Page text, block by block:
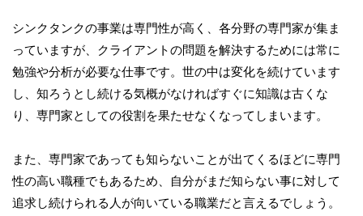
シンクタンクの事業は専門性が高く、各分野の専門家が集ま
っていますが、クライアントの問題を解決するためには常に
勉強や分析が必要な仕事です。世の中は変化を続けています
し、知ろうとし続ける気概がなければすぐに知識は古くな
り、専門家としての役割を果たせなくなってしまいます。
また、専門家であっても知らないことが出てくるほどに専門
性の高い職種でもあるため、自分がまだ知らない事に対して
追求し続けられる人が向いている職業だと言えるでしょう。